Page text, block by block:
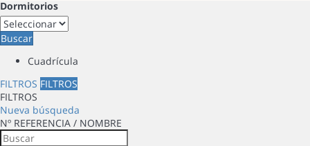
Dormitorios
Buscar
Cuadrícula
FILTROS FILTROS
FILTROS
Nueva búsqueda
Nº REFERENCIA / NOMBRE